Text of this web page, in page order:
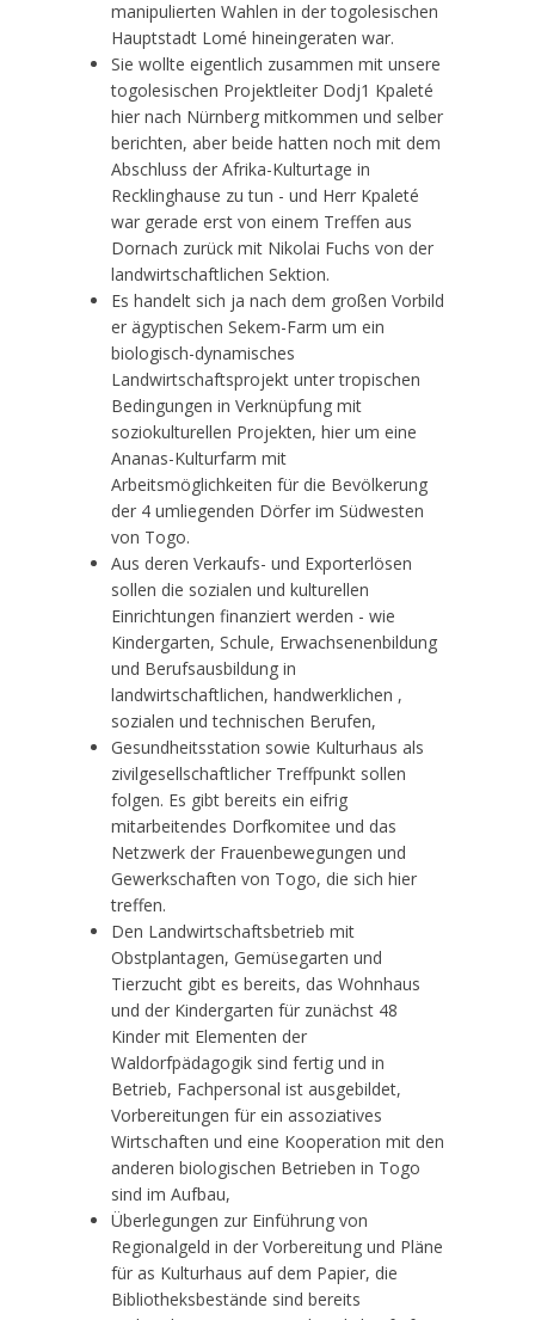
manipulierten Wahlen in der togolesischen
Hauptstadt Lomé hineingeraten war.
Sie wollte eigentlich zusammen mit unsere
togolesischen Projektleiter Dodj1 Kpaleté
hier nach Nürnberg mitkommen und selber
berichten, aber beide hatten noch mit dem
Abschluss der Afrika-Kulturtage in
Recklinghause zu tun - und Herr Kpaleté
war gerade erst von einem Treffen aus
Dornach zurück mit Nikolai Fuchs von der
landwirtschaftlichen Sektion.
Es handelt sich ja nach dem großen Vorbild
er ägyptischen Sekem-Farm um ein
biologisch-dynamisches
Landwirtschaftsprojekt unter tropischen
Bedingungen in Verknüpfung mit
soziokulturellen Projekten, hier um eine
Ananas-Kulturfarm mit
Arbeitsmöglichkeiten für die Bevölkerung
der 4 umliegenden Dörfer im Südwesten
von Togo.
Aus deren Verkaufs- und Exporterlösen
sollen die sozialen und kulturellen
Einrichtungen finanziert werden - wie
Kindergarten, Schule, Erwachsenenbildung
und Berufsausbildung in
landwirtschaftlichen, handwerklichen ,
sozialen und technischen Berufen,
Gesundheitsstation sowie Kulturhaus als
zivilgesellschaftlicher Treffpunkt sollen
folgen. Es gibt bereits ein eifrig
mitarbeitendes Dorfkomitee und das
Netzwerk der Frauenbewegungen und
Gewerkschaften von Togo, die sich hier
treffen.
Den Landwirtschaftsbetrieb mit
Obstplantagen, Gemüsegarten und
Tierzucht gibt es bereits, das Wohnhaus
und der Kindergarten für zunächst 48
Kinder mit Elementen der
Waldorfpädagogik sind fertig und in
Betrieb, Fachpersonal ist ausgebildet,
Vorbereitungen für ein assoziatives
Wirtschaften und eine Kooperation mit den
anderen biologischen Betrieben in Togo
sind im Aufbau,
Überlegungen zur Einführung von
Regionalgeld in der Vorbereitung und Pläne
für as Kulturhaus auf dem Papier, die
Bibliotheksbestände sind bereits